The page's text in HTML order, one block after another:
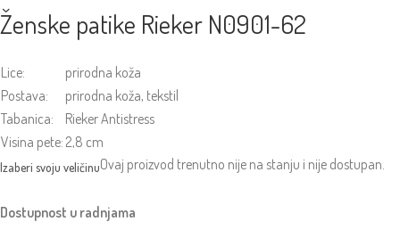
Ženske patike Rieker N0901-62
Lice:
prirodna koža
Postava:
prirodna koža, tekstil
Tabanica:
Rieker Antistress
Visina pete: 2,8 cm
Ovaj proizvod trenutno nije na stanju i nije dostupan.
Dostupnost u radnjama